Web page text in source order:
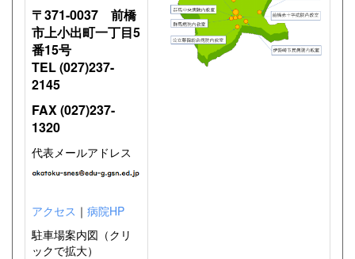
〒371-0037 前橋
市上小出町一丁目5
番15号
TEL (027)237-
2145
FAX (027)237-
1320
代表メールアドレス
アクセス ｜ 病院HP
駐車場案内図（クリ
ックで拡大）